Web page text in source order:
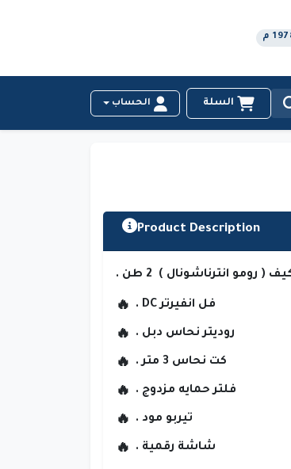
السلة الحساب
Product Description
( رومو انترناشونال ) 2 طن .
فل انفيرتر DC .
روديتر نحاس دبل .
كت نحاس 3 متر .
فلتر حمايه مزدوج .
تيربو مود .
شاشة رقمية .